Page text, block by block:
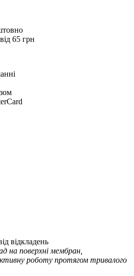
65 грн
відкладень
на поверхні мембран,
роботу протягом тривалого